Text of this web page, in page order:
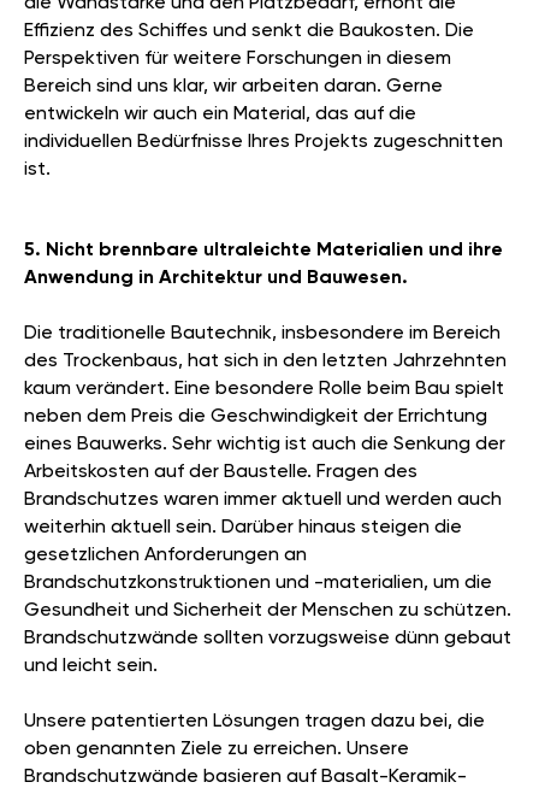
Effizienz des Schiffes und senkt die Baukosten. Die
Perspektiven für weitere Forschungen in diesem
Bereich sind uns klar, wir arbeiten daran. Gerne
entwickeln wir auch ein Material, das auf die
individuellen Bedürfnisse Ihres Projekts zugeschnitten
ist.
5. Nicht brennbare ultraleichte Materialien und ihre
Anwendung in Architektur und Bauwesen.
Die traditionelle Bautechnik, insbesondere im Bereich
des Trockenbaus, hat sich in den letzten Jahrzehnten
kaum verändert. Eine besondere Rolle beim Bau spielt
neben dem Preis die Geschwindigkeit der Errichtung
eines Bauwerks. Sehr wichtig ist auch die Senkung der
Arbeitskosten auf der Baustelle. Fragen des
Brandschutzes waren immer aktuell und werden auch
weiterhin aktuell sein. Darüber hinaus steigen die
gesetzlichen Anforderungen an
Brandschutzkonstruktionen und -materialien, um die
Gesundheit und Sicherheit der Menschen zu schützen.
Brandschutzwände sollten vorzugsweise dünn gebaut
und leicht sein.
Unsere patentierten Lösungen tragen dazu bei, die
oben genannten Ziele zu erreichen. Unsere
Brandschutzwände basieren auf Basalt-Keramik-